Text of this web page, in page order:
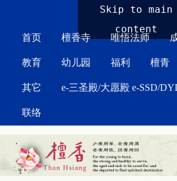
Skip to main
content
首页 檀香寺 唯悟法师
教育 幼儿园 福利 檀青
其它 e-三圣殿/大愿殿 e-SSD/
联络